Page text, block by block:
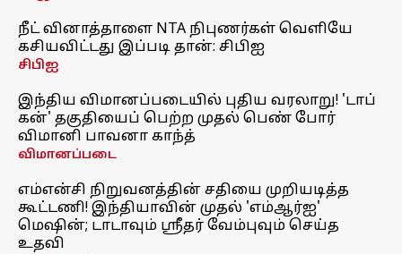
நீட் வினாத்தாளை NTA நிபுணர்கள் வெளியே
கசியவிட்டது இப்படி தான்: சிபிஐ
சிபிஐ
இந்திய விமானப்படையில் புதிய வரலாறு! 'டாப்
கன்' தகுதியைப் பெற்ற முதல் பெண் போர்
விமானி பாவனா காந்த்
விமானப்படை
எம்என்சி நிறுவனத்தின் சதியை முறியடித்த
கூட்டணி! இந்தியாவின் முதல் 'எம்ஆர்ஐ'
மெஷின்; டாடாவும் ஸ்ரீதர் வேம்புவும் செய்த
உதவி